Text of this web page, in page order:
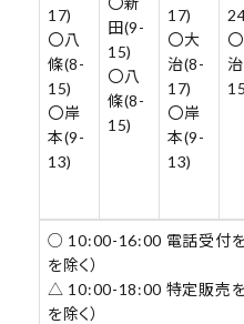
17)
〇八
條(8-
15)
〇岸
本(9-
13)
田(9-
15)
〇八
條(8-
15)
17)
〇大
治(8-
17)
〇岸
本(9-
13)
○ 10:00-16:00 電話受付を
を除く）
△ 10:00-18:00 特定販売を
を除く）